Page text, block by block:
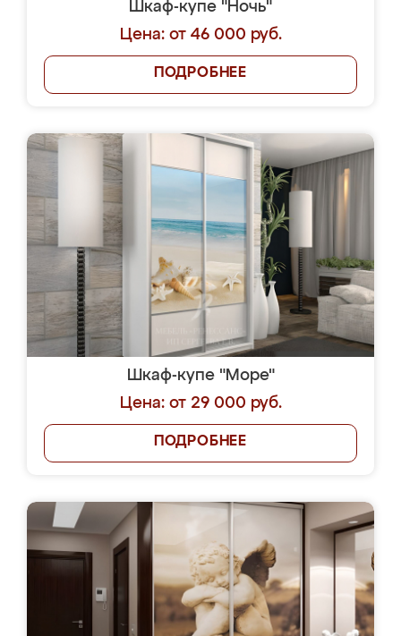
Шкаф-купе "Ночь"
Цена: от 46 000 руб.
ПОДРОБНЕЕ
Шкаф-купе "Море"
Цена: от 29 000 руб.
ПОДРОБНЕЕ